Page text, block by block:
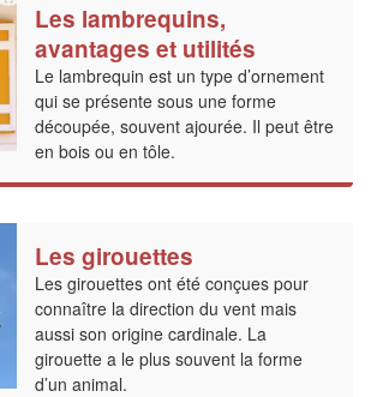
Les lambrequins,
avantages et utilités
Le lambrequin est un type d’ornement
qui se présente sous une forme
découpée, souvent ajourée. Il peut être
en bois ou en tôle.
Les girouettes
Les girouettes ont été conçues pour
connaître la direction du vent mais
aussi son origine cardinale. La
girouette a le plus souvent la forme
d’un animal.